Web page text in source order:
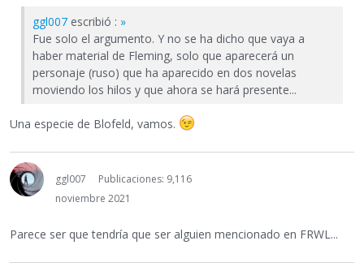
ggl007 escribió : »
Fue solo el argumento. Y no se ha dicho que vaya a
haber material de Fleming, solo que aparecerá un
personaje (ruso) que ha aparecido en dos novelas
moviendo los hilos y que ahora se hará presente...
Una especie de Blofeld, vamos.
ggl007
Publicaciones: 9,116
noviembre 2021
Parece ser que tendría que ser alguien mencionado en FRWL...